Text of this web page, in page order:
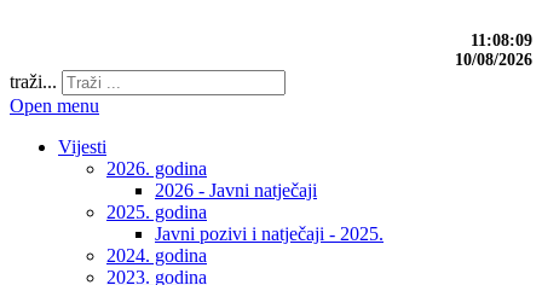
11:08:10
10/08/2026
traži...
Open menu
Vijesti
2026. godina
2026 - Javni natječaji
2025. godina
Javni pozivi i natječaji - 2025.
2024. godina
2023. godina